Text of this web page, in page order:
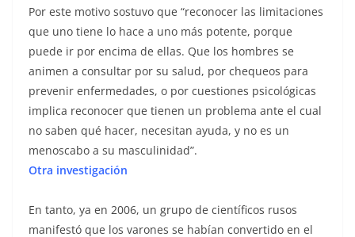
Por este motivo sostuvo que “reconocer las limitaciones
que uno tiene lo hace a uno más potente, porque
puede ir por encima de ellas. Que los hombres se
animen a consultar por su salud, por chequeos para
prevenir enfermedades, o por cuestiones psicológicas
implica reconocer que tienen un problema ante el cual
no saben qué hacer, necesitan ayuda, y no es un
menoscabo a su masculinidad”.
Otra investigación
En tanto, ya en 2006, un grupo de científicos rusos
manifestó que los varones se habían convertido en el